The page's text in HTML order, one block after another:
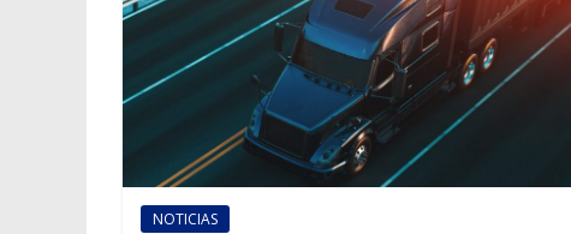
NOTICIAS